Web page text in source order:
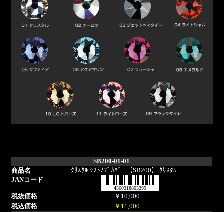
SB200-01-01
ｸﾘｽﾀﾙ ｼﾌﾄﾉﾌﾞｶﾊﾞｰ 【SB200】 ｸﾘｽﾀﾙ
4560318803299
￥10,000
￥11,000